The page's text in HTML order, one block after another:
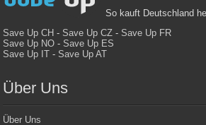
So kauft Deutschland
Save Up CH -Save Up CZ -Save Up FR
Save Up NO -Save Up ES
Save Up IT -Save Up AT
Über Uns
Über Uns